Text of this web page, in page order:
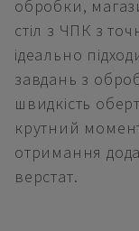
обробки,
стіл з ЧПК з
ідеально
завдань з
швидкість
крутний
отримання
верстат.